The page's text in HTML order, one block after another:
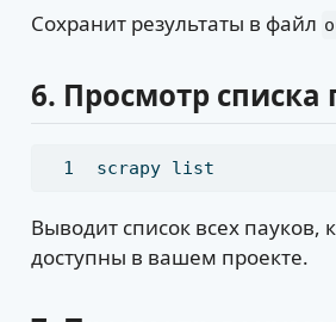
Сохранит результаты в файл
6. Просмотр списка
scrapy list
Выводит список всех пауков,
доступны в вашем проекте.